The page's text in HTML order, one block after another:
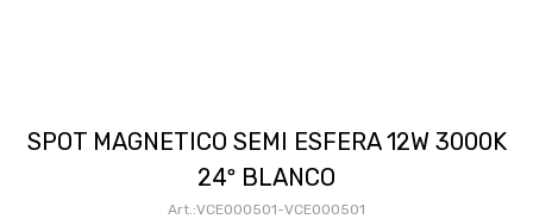
SPOT MAGNETICO SEMI ESFERA 12W 3000K
24º BLANCO
VCE000501-VCE000501